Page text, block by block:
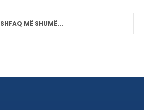
SHFAQ MË SHUMË...